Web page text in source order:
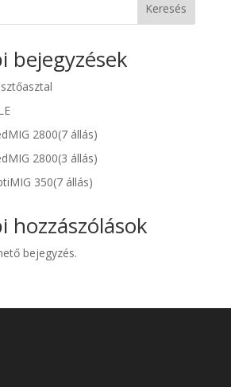
Keresés
bejegyzések
2800(7 állás)
2800(3 állás)
350(7 állás)
hozzászólások
bejegyzés.